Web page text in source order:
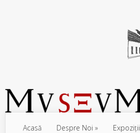
Acasă Despre Noi Expoziţii